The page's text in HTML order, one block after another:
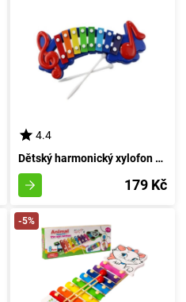
4.4
Dětský harmonický xylofon se 8 tóny
179 Kč
-5%